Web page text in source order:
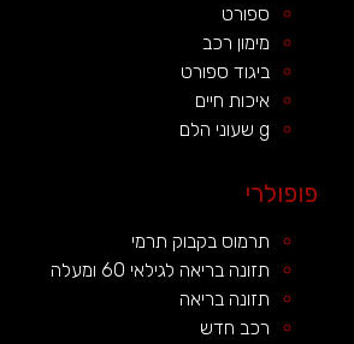
ספורט
מימון רכב
ביגוד ספורט
איכות חיים
g שעוני הלם
פופולרי
תרמוס בקבוק תרמי
תזונה בריאה לגילאי 60 ומעלה
תזונה בריאה
רכב חדש